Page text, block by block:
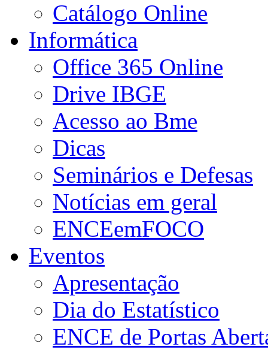
Catálogo Online
Informática
Office 365 Online
Drive IBGE
Acesso ao Bme
Dicas
Seminários e Defesas
Notícias em geral
ENCEemFOCO
Eventos
Apresentação
Dia do Estatístico
ENCE de Portas